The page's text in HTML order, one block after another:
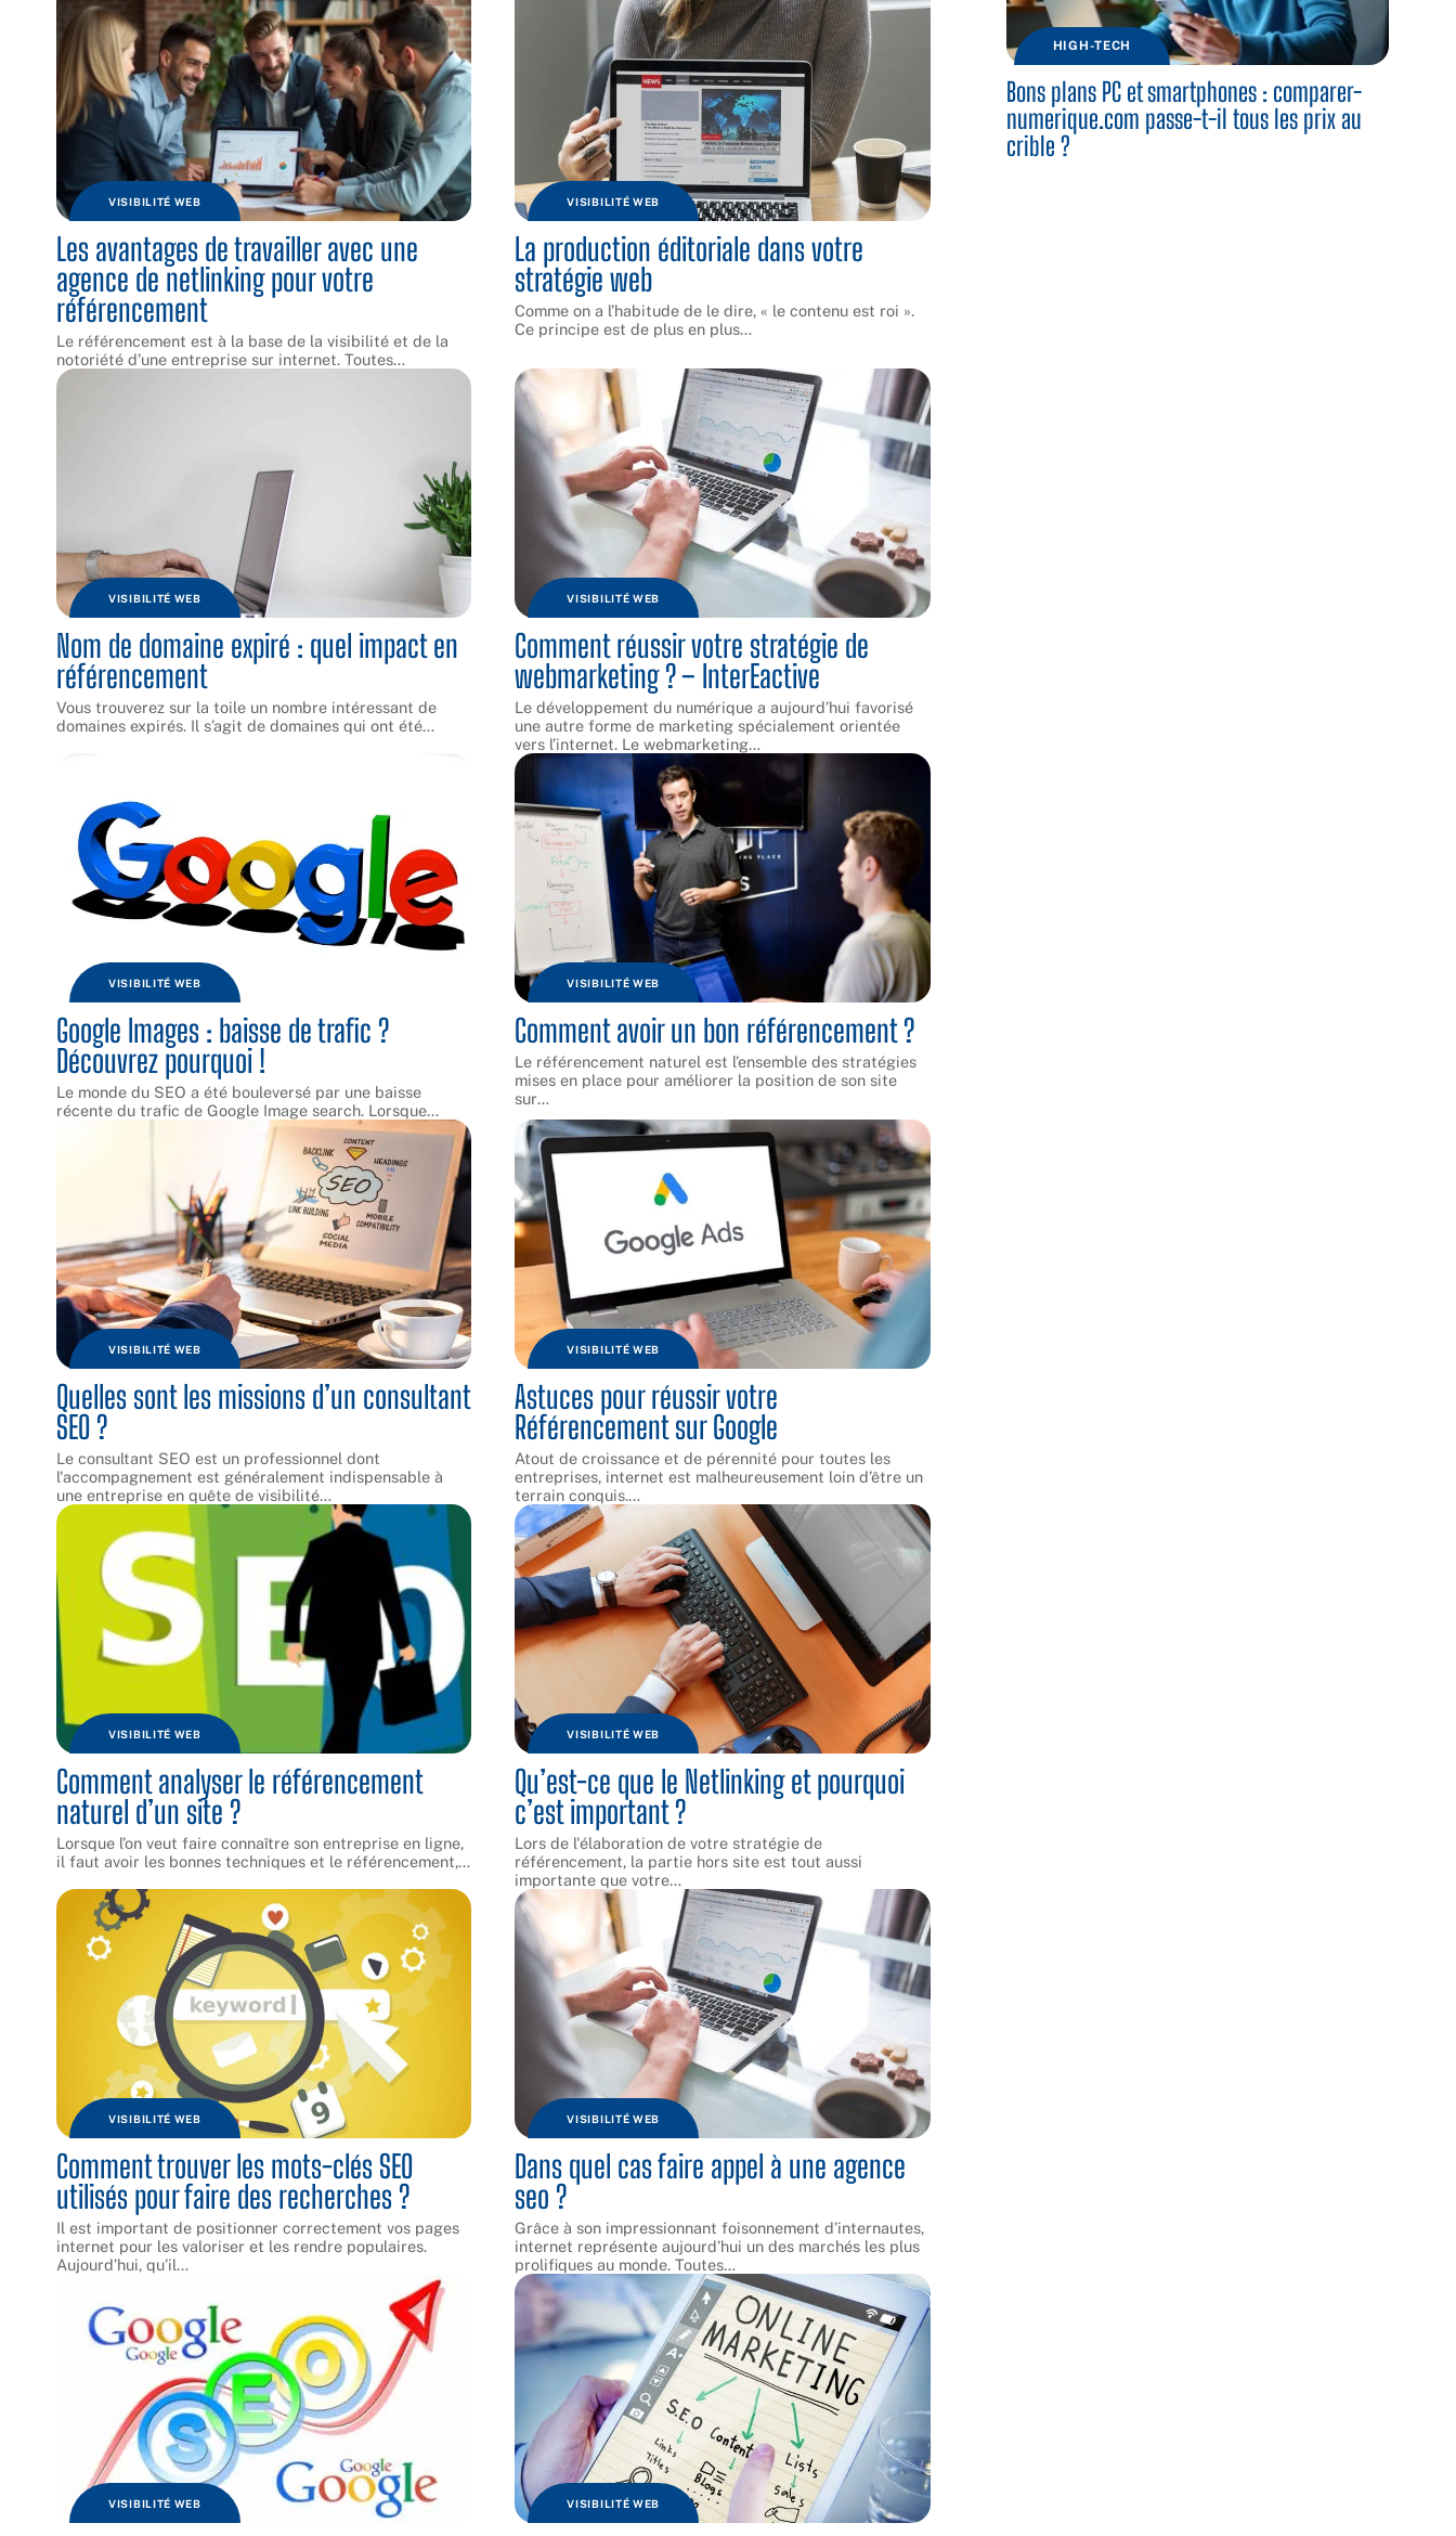
VISIBILITÉ WEB
Les avantages de travailler avec une
agence de netlinking pour votre
référencement
Le référencement est à la base de la visibilité et de la
notoriété d’une entreprise sur internet. Toutes…
VISIBILITÉ WEB
La production éditoriale dans votre
stratégie web
Comme on a l’habitude de le dire, « le contenu est roi ».
Ce principe est de plus en plus…
VISIBILITÉ WEB
Nom de domaine expiré : quel impact en
référencement
Vous trouverez sur la toile un nombre intéressant de
domaines expirés. Il s’agit de domaines qui ont été…
VISIBILITÉ WEB
Comment réussir votre stratégie de
webmarketing ? – InterEactive
Le développement du numérique a aujourd’hui favorisé
une autre forme de marketing spécialement orientée
vers l’internet. Le webmarketing…
VISIBILITÉ WEB
Google Images : baisse de trafic ?
Découvrez pourquoi !
Le monde du SEO a été bouleversé par une baisse
récente du trafic de Google Image search. Lorsque…
VISIBILITÉ WEB
Comment avoir un bon référencement ?
Le référencement naturel est l’ensemble des stratégies
mises en place pour améliorer la position de son site
sur…
VISIBILITÉ WEB
Quelles sont les missions d’un consultant
SEO ?
Le consultant SEO est un professionnel dont
l'accompagnement est généralement indispensable à
une entreprise en quête de visibilité…
VISIBILITÉ WEB
Astuces pour réussir votre
Référencement sur Google
Atout de croissance et de pérennité pour toutes les
entreprises, internet est malheureusement loin d’être un
terrain conquis.…
VISIBILITÉ WEB
Comment analyser le référencement
naturel d’un site ?
Lorsque l’on veut faire connaître son entreprise en ligne,
il faut avoir les bonnes techniques et le référencement,…
VISIBILITÉ WEB
Qu’est-ce que le Netlinking et pourquoi
c’est important ?
Lors de l'élaboration de votre stratégie de
référencement, la partie hors site est tout aussi
importante que votre…
VISIBILITÉ WEB
Comment trouver les mots-clés SEO
utilisés pour faire des recherches ?
Il est important de positionner correctement vos pages
internet pour les valoriser et les rendre populaires.
Aujourd’hui, qu’il…
VISIBILITÉ WEB
Dans quel cas faire appel à une agence
seo ?
Grâce à son impressionnant foisonnement d’internautes,
internet représente aujourd’hui un des marchés les plus
prolifiques au monde. Toutes…
VISIBILITÉ WEB VISIBILITÉ WEB
HIGH-TECH
Bons plans PC et smartphones : comparer-
numerique.com passe-t-il tous les prix au
crible ?